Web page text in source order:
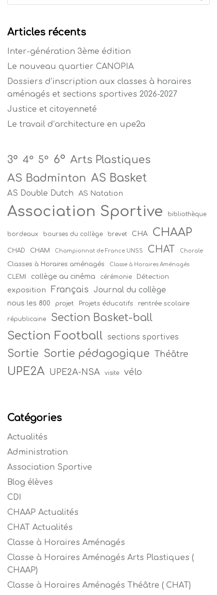
Articles récents
Inter-génération 3ème édition
Le nouveau quartier CANOPIA
Dossiers d’inscription aux classes à horaires
aménagés et sections sportives 2026-2027
Justice et citoyenneté
Le travail d’architecture en upe2a
3° 4° 5° 6° Arts Plastiques
AS Badminton AS Basket
AS Double Dutch AS Natation
Association Sportive bibliothèque
bordeaux bourses du collège brevet CHA CHAAP
CHAD CHAM Championnat de France UNSS CHAT Chorale
Classes à Horaires aménagés Classe à Horaires Aménagés
CLEMI collège au cinéma cérémonie Détection
exposition Français Journal du collège
nous les 800 projet Projets éducatifs rentrée scolaire
républicaine Section Basket-ball
Section Football sections sportives
Sortie Sortie pédagogique Théâtre
UPE2A UPE2A-NSA visite vélo
Catégories
Actualités
Administration
Association Sportive
Blog élèves
CDI
CHAAP Actualités
CHAT Actualités
Classe à Horaires Aménagés
Classe à Horaires Aménagés Arts Plastiques (
CHAAP)
Classe à Horaires Aménagés Théâtre ( CHAT)